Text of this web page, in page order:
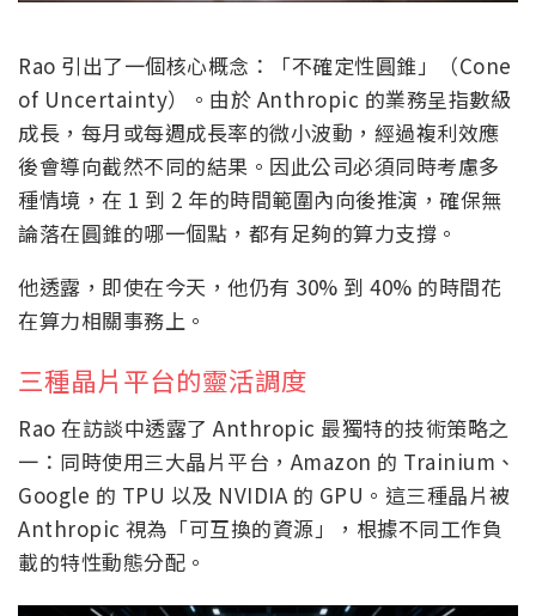
Rao 引出了一個核心概念：「不確定性圓錐」（Cone
of Uncertainty）。由於 Anthropic 的業務呈指數級
成長，每月或每週成長率的微小波動，經過複利效應
後會導向截然不同的結果。因此公司必須同時考慮多
種情境，在 1 到 2 年的時間範圍內向後推演，確保無
論落在圓錐的哪一個點，都有足夠的算力支撐。
他透露，即使在今天，他仍有 30% 到 40% 的時間花
在算力相關事務上。
三種晶片平台的靈活調度
Rao 在訪談中透露了 Anthropic 最獨特的技術策略之
一：同時使用三大晶片平台，Amazon 的 Trainium、
Google 的 TPU 以及 NVIDIA 的 GPU。這三種晶片被
Anthropic 視為「可互換的資源」，根據不同工作負
載的特性動態分配。